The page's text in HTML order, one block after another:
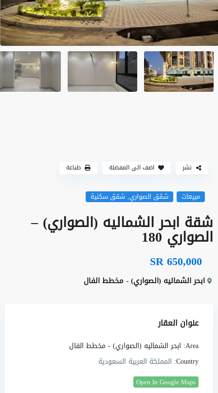
مبيعات شقق الصواري,شقق سكنية
شقة ابحر الشماليه (الصواري) –
الصواري 180
SR 650,000
ابحر الشماليه (الصواري) - مخطط الفال
نشر اضف الى المفضلة طباعة
عنوان العقار
Area: ابحر الشماليه (الصواري) - مخطط الفال
Country: المملكة العربية السعودية
Open In Google Maps